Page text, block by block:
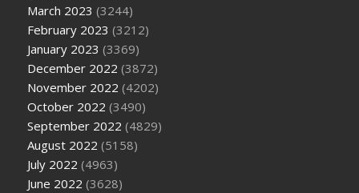
March 2023 (3244)
February 2023 (3212)
January 2023 (3369)
December 2022 (3872)
November 2022 (4202)
October 2022 (3490)
September 2022 (4829)
August 2022 (5158)
July 2022 (4963)
June 2022 (3628)